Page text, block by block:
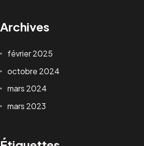
Archives
février 2025
octobre 2024
mars 2024
mars 2023